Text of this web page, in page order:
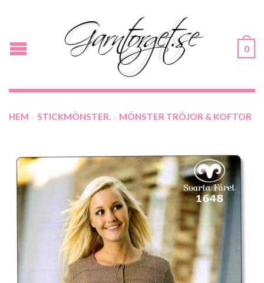
0
HEM / STICKMÖNSTER. / MÖNSTER TRÖJOR & KOFTOR